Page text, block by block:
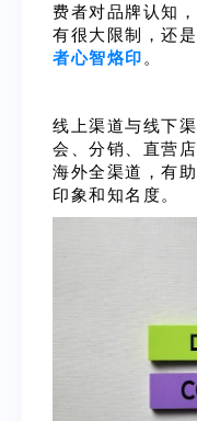
费者对品牌认知，
有很大限制，还
者心智烙印 。
线上渠道与线下
会、分销、直营
海外全渠道，有
印象和知名度。